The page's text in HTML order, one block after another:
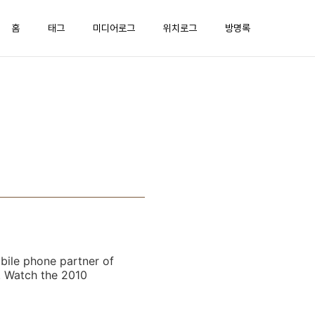
홈 태그 미디어로그 위치로그 방명록
phone partner of
the 2010